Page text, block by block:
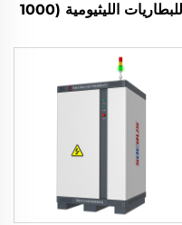
للبطاريات الليثيومية (1000